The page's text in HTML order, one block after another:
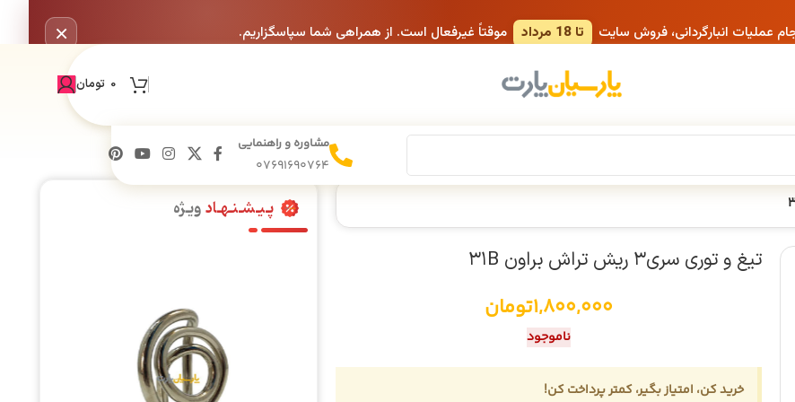
عملیات انبارگردانی، فروش سایت تا 18 مرداد موقتاً غیرفعال است. از همراهی شما سپاسگزاریم. ×
0 تومان
مشاوره و راهنمایی
07691690764
تیغ و توری سری۳ ریش تراش براون ۳۱B
1,800,000تومان
ناموجود
خرید کن، امتیاز بگیر، کمتر پرداخت کن!
پـیـشـنـهـادویـژه